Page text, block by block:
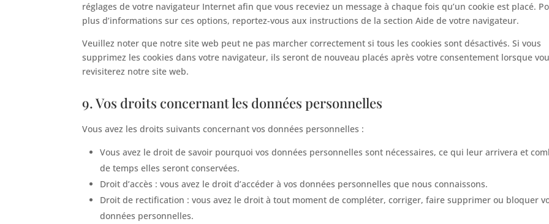
réglages de votre navigateur Internet afin que vous receviez un message à chaque fois qu’un cookie est placé.
plus d’informations sur ces options, reportez-vous aux instructions de la section Aide de votre navigateur.
Veuillez noter que notre site web peut ne pas marcher correctement si tous les cookies sont désactivés. Si vous
supprimez les cookies dans votre navigateur, ils seront de nouveau placés après votre consentement lorsque
revisiterez notre site web.
9. Vos droits concernant les données personnelles
Vous avez les droits suivants concernant vos données personnelles :
Vous avez le droit de savoir pourquoi vos données personnelles sont nécessaires, ce qui leur arrivera et
de temps elles seront conservées.
Droit d’accès : vous avez le droit d’accéder à vos données personnelles que nous connaissons.
Droit de rectification : vous avez le droit à tout moment de compléter, corriger, faire supprimer ou bloquer
données personnelles.